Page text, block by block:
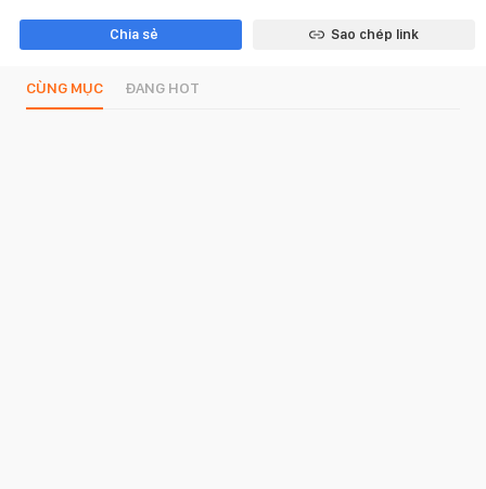
Chia sẻ Sao chép link
CÙNG MỤC ĐANG HOT